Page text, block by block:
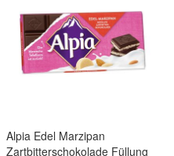
Alpia Edel Marzipan
Zartbitterschokolade Füllung